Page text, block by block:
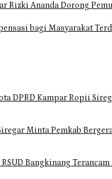
Rizki Ananda Dorong
bagi Masyarakat
DPRD Kampar Ropii
Minta Pemkab
Bangkinang